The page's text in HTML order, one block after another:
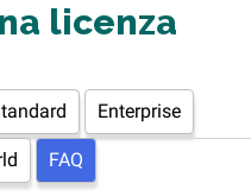
licenza
Enterprise
FAQ